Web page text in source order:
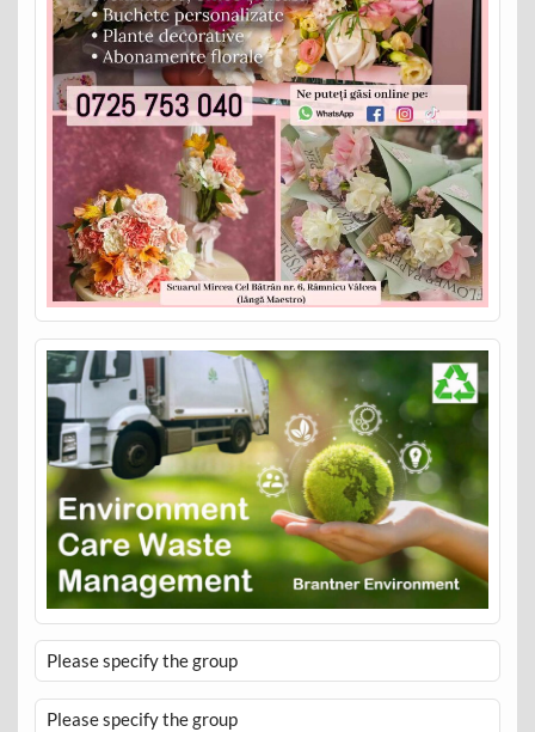
Please specify the group
Please specify the group